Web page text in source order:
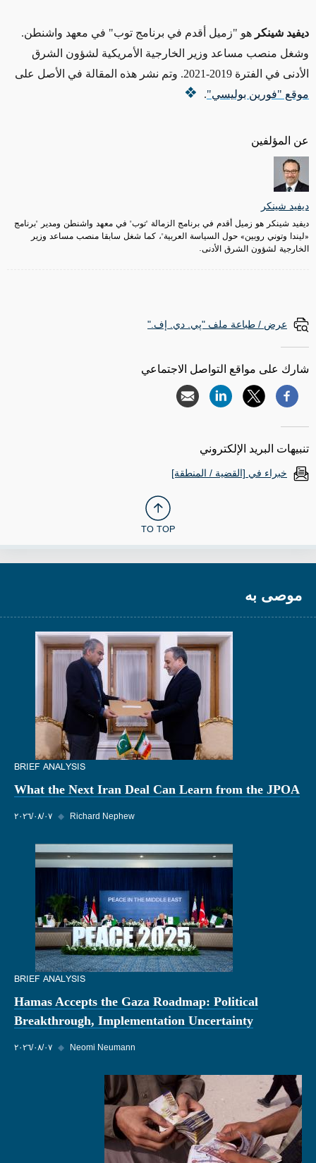
عن المؤلفين
ديفيد شينكر
ديفيد شينكر هو زميل أقدم في برنامج الزمالة "توب" في معهد واشنطن ومدير "برنامج
«ليندا وتوني روبين» حول السياسة العربية"، كما شغل سابقا منصب مساعد وزير
الخارجية لشؤون الشرق الأدنى.
ديفيد شينكر هو "زميل أقدم في برنامج توب" في معهد واشنطن.
وشغل منصب مساعد وزير الخارجية الأمريكية لشؤون الشرق
الأدنى في الفترة 2019-2021. وتم نشر هذه المقالة في الأصل على
موقع "فورين بوليسي".
عرض / طباعة ملف "پي. دي. إف."
شارك على مواقع التواصل الاجتماعي
تنبيهات البريد الإلكتروني
خبراء في [القضية / المنطقة]
TO TOP
موصى به
BRIEF ANALYSIS
What the Next Iran Deal Can Learn from the JPOA
٠٧‏/٠٨‏/٢٠٢٦ ◆ Richard Nephew
BRIEF ANALYSIS
Hamas Accepts the Gaza Roadmap: Political
Breakthrough, Implementation Uncertainty
٠٧‏/٠٨‏/٢٠٢٦ ◆ Neomi Neumann